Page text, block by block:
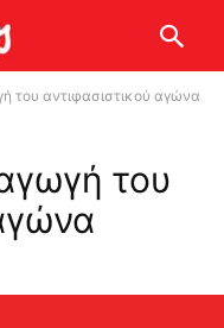
του αντιφασιστικού αγώνα
του